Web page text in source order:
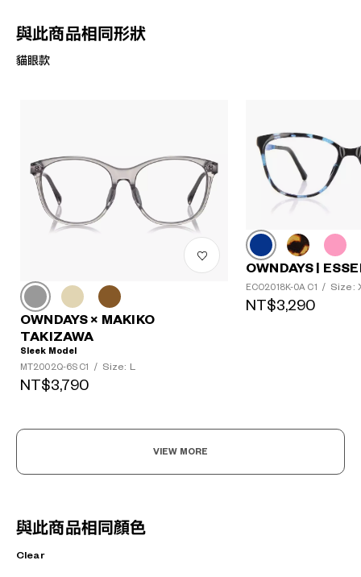
與此商品相同形狀
貓眼款
OWNDAYS × MAKIKO
TAKIZAWA
Sleek Model
MT2002Q-6S C1
/ Size: L
NT$3,790
OWNDAYS |
ECO2018K-0A C1 / Size:
NT$3,290
VIEW MORE
與此商品相同顏色
Clear